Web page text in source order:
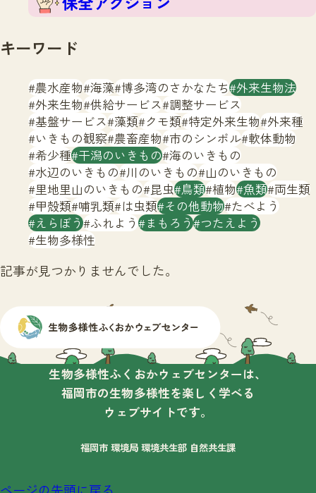
文字サイズ 小 中 大
掲載申し込みフォーム
生物多様性ふくおかウェブセンターとは
サイトマップ
キーワード
農水産物 海藻 博多湾のさかなたち 外来生物法
外来生物 供給サービス 調整サービス
基盤サービス 藻類 クモ類 特定外来生物 外来種
いきもの観察 農畜産物 市のシンボル 軟体動物
希少種 干潟のいきもの 海のいきもの
水辺のいきもの 川のいきもの 山のいきもの
里地里山のいきもの 昆虫 鳥類 植物 魚類 両生類
甲殻類 哺乳類 は虫類 その他動物 たべよう
えらぼう ふれよう まもろう つたえよう
生物多様性
記事が見つかりませんでした。
生物多様性ふくおかウェブセンターは、
福岡市の生物多様性を楽しく学べる
ウェブサイトです。
福岡市 環境局 環境共生部 自然共生課